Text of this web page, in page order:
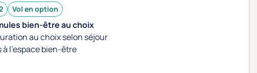
Vol en option
bien-être au choix
au choix selon séjour
à l'espace bien-être